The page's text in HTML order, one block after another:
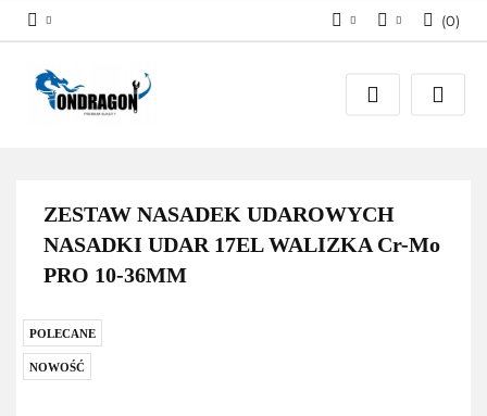
PLN
Zaloguj się
Załóż konto
(0)
ZESTAW NASADEK UDAROWYCH
NASADKI UDAR 17EL WALIZKA Cr-Mo
PRO 10-36MM
POLECANE
NOWOŚĆ